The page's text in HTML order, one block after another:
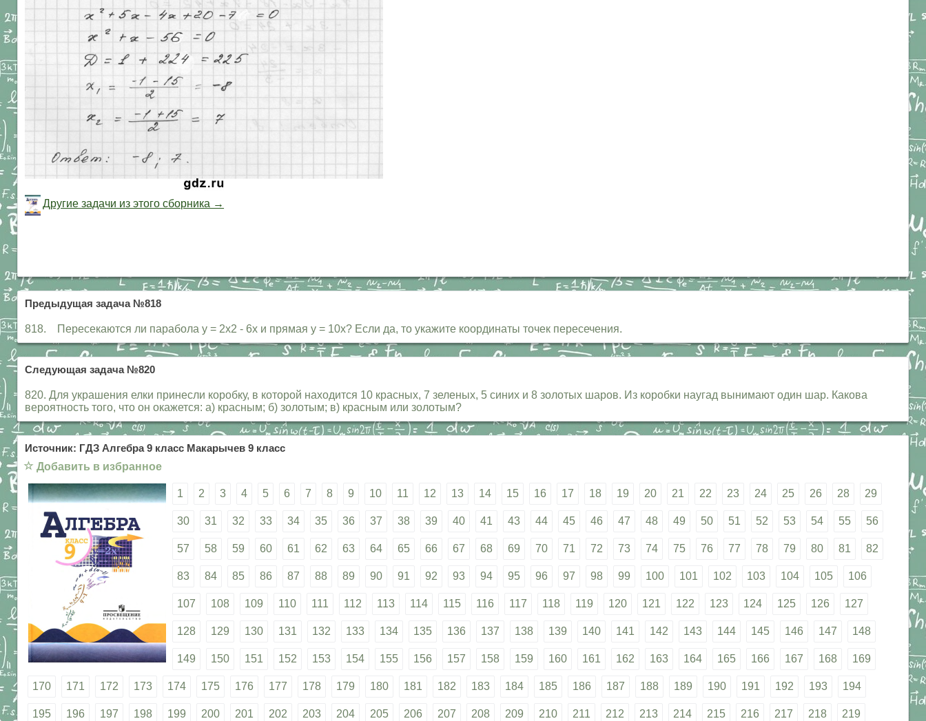
Другие задачи из этого сборника →
Предыдущая задача №818
818. Пересекаются ли парабола у = 2х2 - 6х и прямая у = 10х? Если да, то укажите координаты точек пересечения.
Следующая задача №820
820. Для украшения елки принесли коробку, в которой находится 10 красных, 7 зеленых, 5 синих и 8 золотых шаров. Из коробки наугад вынимают один шар. Какова
вероятность того, что он окажется: а) красным; б) золотым; в) красным или золотым?
Источник: ГДЗ Алгебра 9 класс Макарычев 9 класс
☆ Добавить в избранное
1 2 3 4 5 6 7 8 9 10 11 12 13 14 15 16 17 18 19 20 21 22 23 24 25 26 28 29
30 31 32 33 34 35 36 37 38 39 40 41 43 44 45 46 47 48 49 50 51 52 53 54 55 56
57 58 59 60 61 62 63 64 65 66 67 68 69 70 71 72 73 74 75 76 77 78 79 80 81 82
83 84 85 86 87 88 89 90 91 92 93 94 95 96 97 98 99 100 101 102 103 104 105 106
107 108 109 110 111 112 113 114 115 116 117 118 119 120 121 122 123 124 125 126 127
128 129 130 131 132 133 134 135 136 137 138 139 140 141 142 143 144 145 146 147 148
149 150 151 152 153 154 155 156 157 158 159 160 161 162 163 164 165 166 167 168 169
170 171 172 173 174 175 176 177 178 179 180 181 182 183 184 185 186 187 188 189 190 191 192 193 194
195 196 197 198 199 200 201 202 203 204 205 206 207 208 209 210 211 212 213 214 215 216 217 218 219